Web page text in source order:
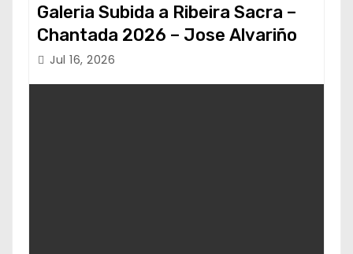
Galeria Subida a Ribeira Sacra –
Chantada 2026 – Jose Alvariño
Jul 16, 2026